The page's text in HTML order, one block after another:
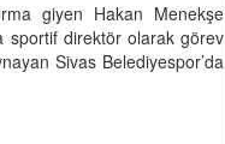
giyen Hakan Menekşe
sportif direktör olarak görev
Sivas Belediyespor’da